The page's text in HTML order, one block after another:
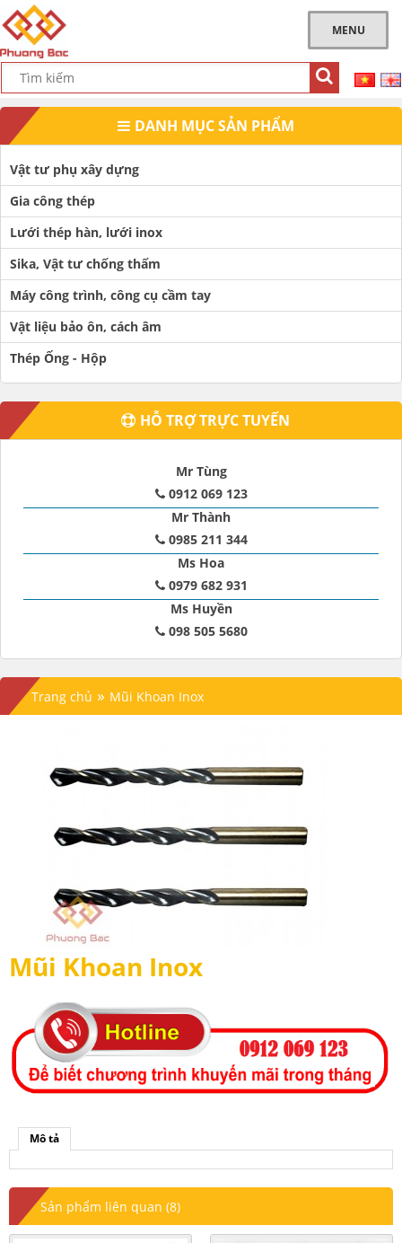
MENU
DANH MỤC SẢN PHẨM
Vật tư phụ xây dựng
Gia công thép
Lưới thép hàn, lưới inox
Sika, Vật tư chống thấm
Máy công trình, công cụ cầm tay
Vật liệu bảo ôn, cách âm
Thép Ống - Hộp
HỖ TRỢ TRỰC TUYẾN
Mr Tùng
0912 069 123
Mr Thành
0985 211 344
Ms Hoa
0979 682 931
Ms Huyền
098 505 5680
Trang chủ » Mũi Khoan Inox
Mũi Khoan Inox
Mô tả
Sản phẩm liên quan (8)